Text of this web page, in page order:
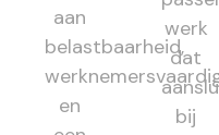
aan
belastbaarheid,
en
werk
dat
bij